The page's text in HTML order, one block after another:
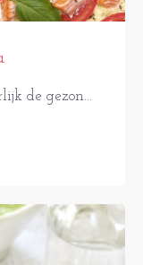
de gezon...